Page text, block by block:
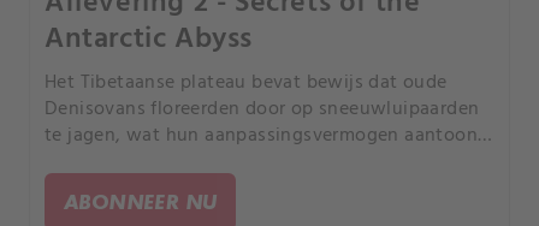
Antarctic Abyss
Het Tibetaanse plateau bevat bewijs dat oude
Denisovans floreerden door op sneeuwluipaarden
te jagen, wat hun aanpassingsvermogen aantoont.
ABONNEER NU